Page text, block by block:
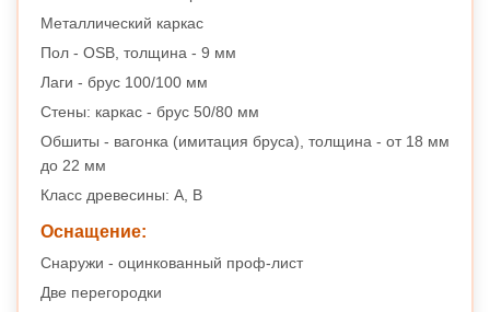
Металлический каркас
Пол - OSB, толщина - 9 мм
Лаги - брус 100/100 мм
Стены: каркас - брус 50/80 мм
Обшиты - вагонка (имитация бруса), толщина - от 18 мм
до 22 мм
Класс древесины: А, B
Оснащение:
Снаружи - оцинкованный проф-лист
Две перегородки